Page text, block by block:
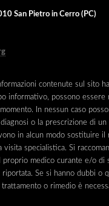
San Pietro in Cerro (PC)
contenute sul sito
informativo, possono essere
In nessun caso
o la prescrizione di
in alcun modo sostituire
visita specialistica. Si
proprio medico curante e/o di
riportata. Se si hanno dubbi o
o rimedio è